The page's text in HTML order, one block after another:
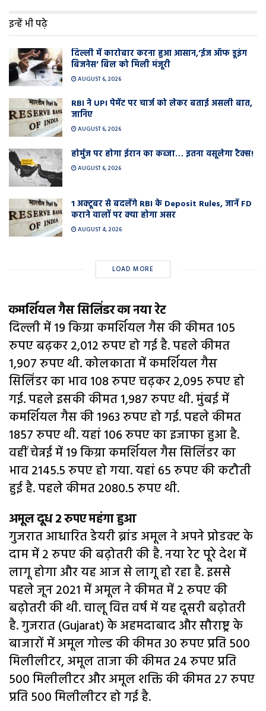
इन्हें भी पढ़े
दिल्ली में कारोबार करना हुआ आसान,’ईज ऑफ डूइंग
बिजनेस’ बिल को मिली मंजूरी
AUGUST 6, 2026
RBI ने UPI पेमेंट पर चार्ज को लेकर बताई असली बात,
जानिए
AUGUST 6, 2026
होर्मुज पर होगा ईरान का कब्जा… इतना वसूलेगा टैक्स!
AUGUST 6, 2026
1 अक्टूबर से बदलेंगे RBI के Deposit Rules, जानें FD
कराने वालों पर क्या होगा असर
AUGUST 4, 2026
LOAD MORE
कमर्शियल गैस सिलिंडर का नया रेट
दिल्ली में 19 किग्रा कमर्शियल गैस की कीमत 105
रुपए बढ़कर 2,012 रुपए हो गई है. पहले कीमत
1,907 रुपए थी. कोलकाता में कमर्शियल गैस
सिलिंडर का भाव 108 रुपए चढ़कर 2,095 रुपए हो
गई. पहले इसकी कीमत 1,987 रुपए थी. मुंबई में
कमर्शियल गैस की 1963 रुपए हो गई. पहले कीमत
1857 रुपए थी. यहां 106 रुपए का इजाफा हुआ है.
वहीं चेन्नई में 19 किग्रा कमर्शियल गैस सिलिंडर का
भाव 2145.5 रुपए हो गया. यहां 65 रुपए की कटौती
हुई है. पहले कीमत 2080.5 रुपए थी.
अमूल दूध 2 रुपए महंगा हुआ
गुजरात आधारित डेयरी ब्रांड अमूल ने अपने प्रोडक्ट के
दाम में 2 रुपए की बढ़ोतरी की है. नया रेट पूरे देश में
लागू होगा और यह आज से लागू हो रहा है. इससे
पहले जून 2021 में अमूल ने कीमत में 2 रुपए की
बढ़ोतरी की थी. चालू वित्त वर्ष में यह दूसरी बढ़ोतरी
है. गुजरात (Gujarat) के अहमदाबाद और सौराष्ट्र के
बाजारों में अमूल गोल्ड की कीमत 30 रुपए प्रति 500
मिलीलीटर, अमूल ताजा की कीमत 24 रुपए प्रति
500 मिलीलीटर और अमूल शक्ति की कीमत 27 रुपए
प्रति 500 मिलीलीटर हो गई है.